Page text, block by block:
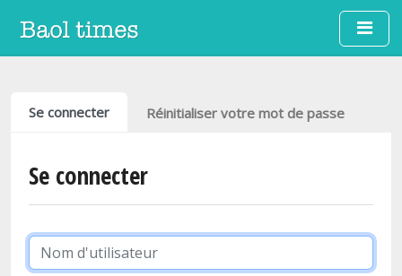
Aller au contenu principal
Onglets principaux
Se connecter Réinitialiser votre mot de passe
Se connecter